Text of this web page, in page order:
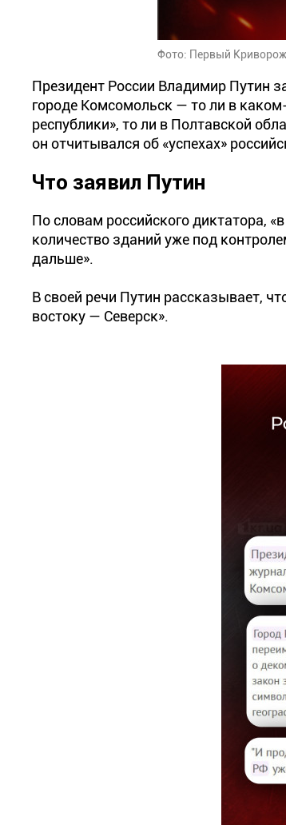
Фото: Первый
Президент России Владимир Путин
городе Комсомольск — то ли в
республики», то ли в Полтавской
он отчитывался об «успехах»
Что заявил Путин
По словам российского диктатора,
количество зданий уже под
дальше».
В своей речи Путин рассказывает,
востоку — Северск».